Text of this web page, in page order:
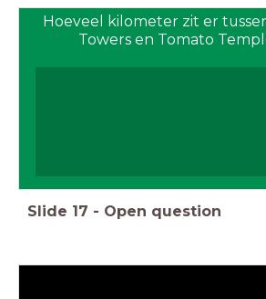
Hoeveel kilometer zit er
Towers en Tomato
Slide 17 - Open question